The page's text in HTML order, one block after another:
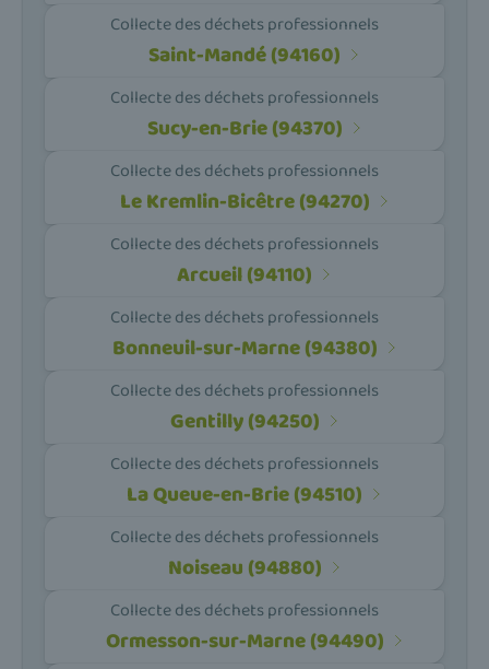
Collecte des déchets professionnels
Saint-Mandé (94160)
Collecte des déchets professionnels
Sucy-en-Brie (94370)
Collecte des déchets professionnels
Le Kremlin-Bicêtre (94270)
Collecte des déchets professionnels
Arcueil (94110)
Collecte des déchets professionnels
Bonneuil-sur-Marne (94380)
Collecte des déchets professionnels
Gentilly (94250)
Collecte des déchets professionnels
La Queue-en-Brie (94510)
Collecte des déchets professionnels
Noiseau (94880)
Collecte des déchets professionnels
Ormesson-sur-Marne (94490)